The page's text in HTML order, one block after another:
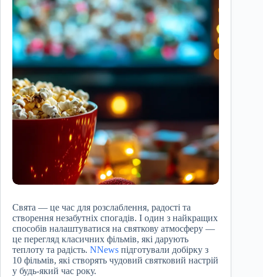
Свята — це час для розслаблення, радості та
створення незабутніх спогадів. І один з найкращих
способів налаштуватися на святкову атмосферу —
це перегляд класичних фільмів, які дарують
теплоту та радість. NNews підготували добірку з
10 фільмів, які створять чудовий святковий настрій
у будь-який час року.